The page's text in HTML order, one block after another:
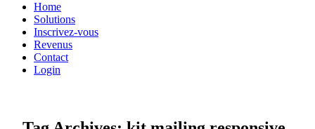
Home
Solutions
Inscrivez-vous
Revenus
Contact
Login